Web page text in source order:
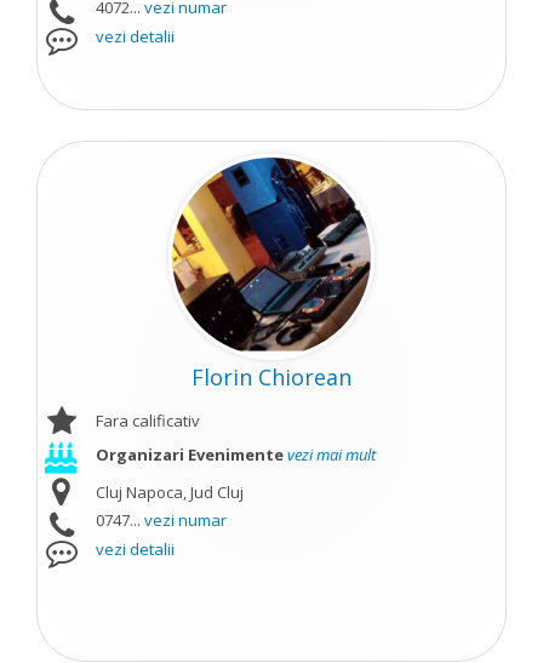
4072... vezi numar
vezi detalii
Florin Chiorean
Fara calificativ
Organizari Evenimentevezi mai mult
Cluj Napoca, Jud Cluj
0747... vezi numar
vezi detalii